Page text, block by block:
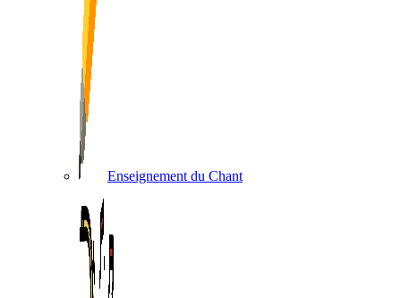
Enseignement du Chant